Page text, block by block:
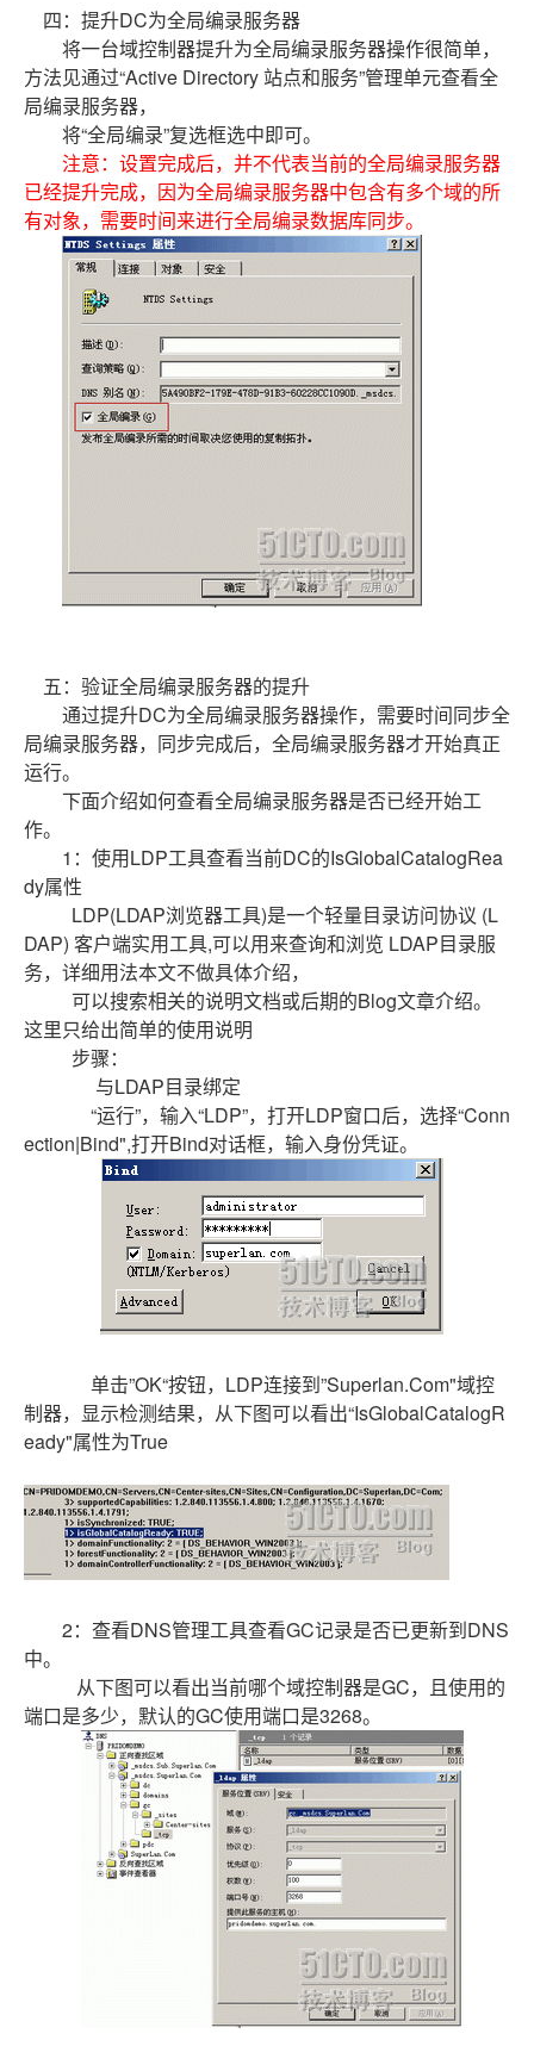
四：提升DC为全局编录服务器
将一台域控制器提升为全局编录服务器操作很简单，
方法见通过“Active Directory 站点和服务”管理单元查看全
局编录服务器，
将“全局编录”复选框选中即可。
注意：设置完成后，并不代表当前的全局编录服务器
已经提升完成，因为全局编录服务器中包含有多个域的所
有对象，需要时间来进行全局编录数据库同步。
五：验证全局编录服务器的提升
通过提升DC为全局编录服务器操作，需要时间同步全
局编录服务器，同步完成后，全局编录服务器才开始真正
运行。
下面介绍如何查看全局编录服务器是否已经开始工
作。
1：使用LDP工具查看当前DC的IsGlobalCatalogRea
dy属性
LDP(LDAP浏览器工具)是一个轻量目录访问协议 (L
DAP) 客户端实用工具,可以用来查询和浏览 LDAP目录服
务，详细用法本文不做具体介绍，
可以搜索相关的说明文档或后期的Blog文章介绍。
这里只给出简单的使用说明
步骤：
与LDAP目录绑定
“运行”，输入“LDP”，打开LDP窗口后，选择“Conn
ection|Bind",打开Bind对话框，输入身份凭证。
单击”OK“按钮，LDP连接到”Superlan.Com"域控
制器，显示检测结果，从下图可以看出“IsGlobalCatalogR
eady"属性为True
2：查看DNS管理工具查看GC记录是否已更新到DNS
中。
从下图可以看出当前哪个域控制器是GC，且使用的
端口是多少，默认的GC使用端口是3268。